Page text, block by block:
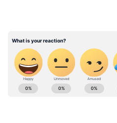
ABOUT THE AUTHOR